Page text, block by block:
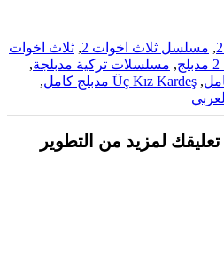
, مسلسل ثلاث اخوات 2 , ثلاث اخوات
, مسلسلات تركية مدبلجة,
, Üç Kız Kardeş مدبلج كامل
,
لمزيد من التطوير